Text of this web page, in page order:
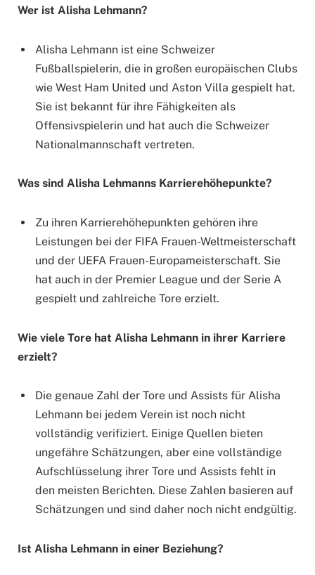
Wer ist Alisha Lehmann?
Alisha Lehmann ist eine Schweizer
Fußballspielerin, die in großen europäischen Clubs
wie West Ham United und Aston Villa gespielt hat.
Sie ist bekannt für ihre Fähigkeiten als
Offensivspielerin und hat auch die Schweizer
Nationalmannschaft vertreten.
Was sind Alisha Lehmanns Karrierehöhepunkte?
Zu ihren Karrierehöhepunkten gehören ihre
Leistungen bei der FIFA Frauen-Weltmeisterschaft
und der UEFA Frauen-Europameisterschaft. Sie
hat auch in der Premier League und der Serie A
gespielt und zahlreiche Tore erzielt.
Wie viele Tore hat Alisha Lehmann in ihrer Karriere
erzielt?
Die genaue Zahl der Tore und Assists für Alisha
Lehmann bei jedem Verein ist noch nicht
vollständig verifiziert. Einige Quellen bieten
ungefähre Schätzungen, aber eine vollständige
Aufschlüsselung ihrer Tore und Assists fehlt in
den meisten Berichten. Diese Zahlen basieren auf
Schätzungen und sind daher noch nicht endgültig.
Ist Alisha Lehmann in einer Beziehung?